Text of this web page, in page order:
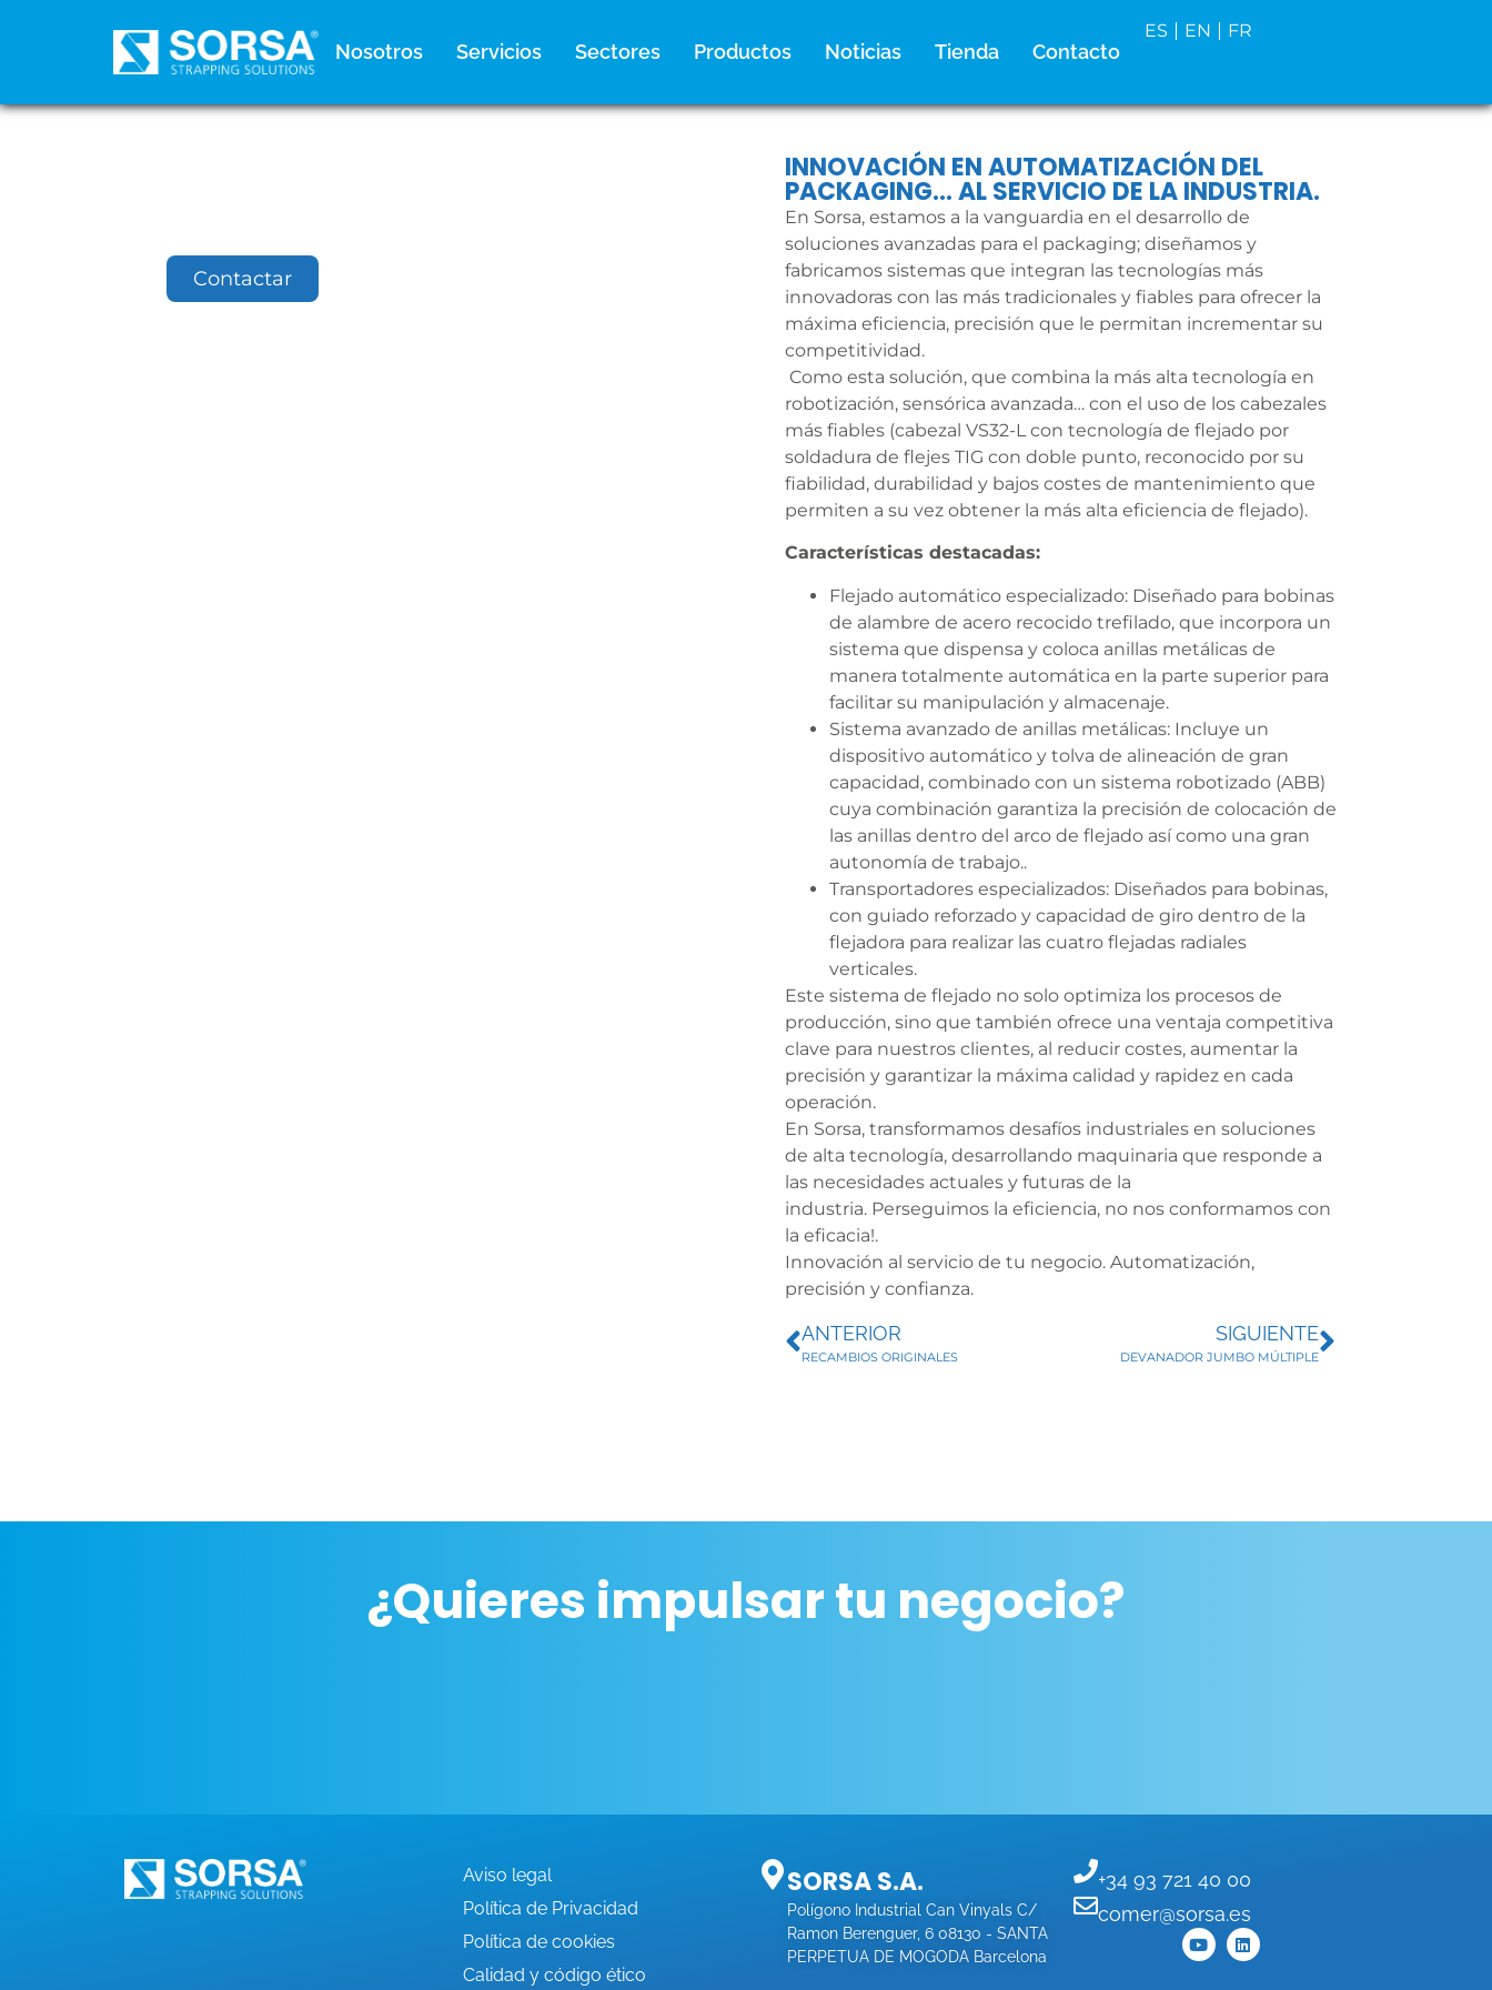
Nosotros Servicios Sectores Productos Noticias Tienda Contacto
ES EN FR
Contactar
INNOVACIÓN EN AUTOMATIZACIÓN DEL
PACKAGING… AL SERVICIO DE LA INDUSTRIA.
En Sorsa, estamos a la vanguardia en el desarrollo de
soluciones avanzadas para el packaging; diseñamos y
fabricamos sistemas que integran las tecnologías más
innovadoras con las más tradicionales y fiables para ofrecer la
máxima eficiencia, precisión que le permitan incrementar su
competitividad.
Como esta solución, que combina la más alta tecnología en
robotización, sensórica avanzada… con el uso de los cabezales
más fiables (cabezal VS32-L con tecnología de flejado por
soldadura de flejes TIG con doble punto, reconocido por su
fiabilidad, durabilidad y bajos costes de mantenimiento que
permiten a su vez obtener la más alta eficiencia de flejado).
Características destacadas:
Flejado automático especializado: Diseñado para bobinas
de alambre de acero recocido trefilado, que incorpora un
sistema que dispensa y coloca anillas metálicas de
manera totalmente automática en la parte superior para
facilitar su manipulación y almacenaje.
Sistema avanzado de anillas metálicas: Incluye un
dispositivo automático y tolva de alineación de gran
capacidad, combinado con un sistema robotizado (ABB)
cuya combinación garantiza la precisión de colocación de
las anillas dentro del arco de flejado así como una gran
autonomía de trabajo..
Transportadores especializados: Diseñados para bobinas,
con guiado reforzado y capacidad de giro dentro de la
flejadora para realizar las cuatro flejadas radiales
verticales.
Este sistema de flejado no solo optimiza los procesos de
producción, sino que también ofrece una ventaja competitiva
clave para nuestros clientes, al reducir costes, aumentar la
precisión y garantizar la máxima calidad y rapidez en cada
operación.
En Sorsa, transformamos desafíos industriales en soluciones
de alta tecnología, desarrollando maquinaria que responde a
las necesidades actuales y futuras de la
industria. Perseguimos la eficiencia, no nos conformamos con
la eficacia!.
Innovación al servicio de tu negocio. Automatización,
precisión y confianza.
ANTERIOR
RECAMBIOS ORIGINALES
SIGUIENTE
DEVANADOR JUMBO MÚLTIPLE
¿Quieres impulsar tu negocio?
Aviso legal
Política de Privacidad
Política de cookies
Calidad y código ético
SORSA S.A.
Polígono Industrial Can Vinyals C/
Ramon Berenguer, 6 08130 - SANTA
PERPETUA DE MOGODA Barcelona
+34 93 721 40 00
comer@sorsa.es